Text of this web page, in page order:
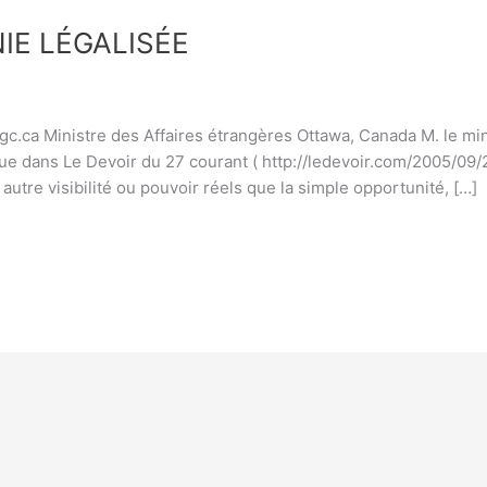
LÉGALISÉE
Ministre des Affaires étrangères Ottawa, Canada M. le
dans Le Devoir du 27 courant ( http://ledevoir.com/2005/
visibilité ou pouvoir réels que la simple opportunité, […]